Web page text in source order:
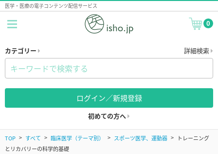
医学・医療の電子コンテンツ配信サービス
0
カテゴリー 詳細検索
ログイン／新規登録
初めての方へ
TOP すべて 臨床医学（テーマ別） スポーツ医学、運動器
トレーニング
とリカバリーの科学的基礎